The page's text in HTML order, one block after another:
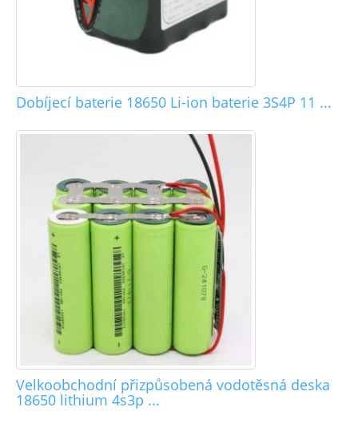
Dobíjecí baterie 18650 Li-ion baterie 3S4P 11 ...
Velkoobchodní přizpůsobená vodotěsná deska
18650 lithium 4s3p ...